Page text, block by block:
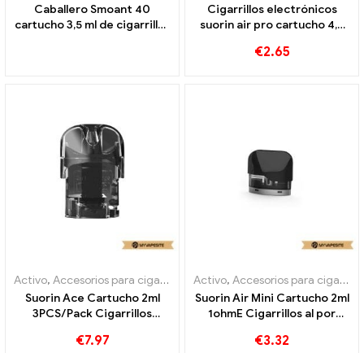
Caballero Smoant 40
cartucho 3,5 ml de cigarrillos
Cigarrillos electrónicos
suorin air pro cartucho 4,9
Personalizado
€2.65
Activo, Accesorios para cigarrillos electrónicos ,Evaporador
Suorin Ace Cartucho 2ml
3PCS/Pack Cigarrillos
Personalizado
€7.97
Activo, Accesorios para cigarrillos electrónicos
Suorin Air Mini Cartucho 2ml
1ohmE Cigarrillos al por
€3.32